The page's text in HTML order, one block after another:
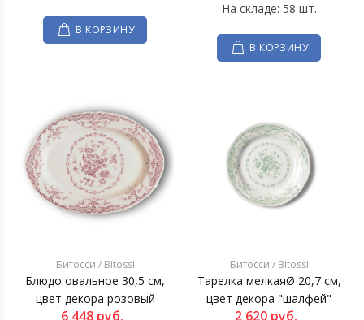
В КОРЗИНУ
На складе: 58 шт.
В КОРЗИНУ
Битосси / Bitossi
Блюдо овальное 30,5 см,
цвет декора розовый
6 448 руб.
Битосси / Bitossi
Тарелка мелкаяØ 20,7 см,
цвет декора "шалфей"
2 620 руб.